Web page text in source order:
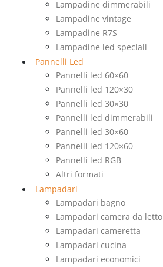
Lampadine dimmerabili
Lampadine vintage
Lampadine R7S
Lampadine led speciali
Pannelli Led
Pannelli led 60×60
Pannelli led 120×30
Pannelli led 30×30
Pannelli led dimmerabili
Pannelli led 30×60
Pannelli led 120×60
Pannelli led RGB
Altri formati
Lampadari
Lampadari bagno
Lampadari camera da letto
Lampadari cameretta
Lampadari cucina
Lampadari economici